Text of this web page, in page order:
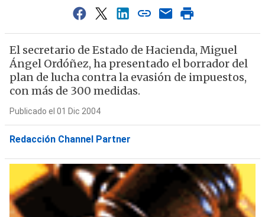
El secretario de Estado de Hacienda, Miguel
Ángel Ordóñez, ha presentado el borrador del
plan de lucha contra la evasión de impuestos,
con más de 300 medidas.
Publicado el 01 Dic 2004
Redacción Channel Partner